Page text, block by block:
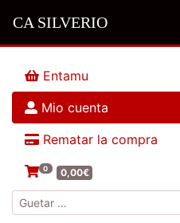
CA SILVERIO
Entamu
Mio cuenta
Rematar la compra
0 0,00€
Guetar: